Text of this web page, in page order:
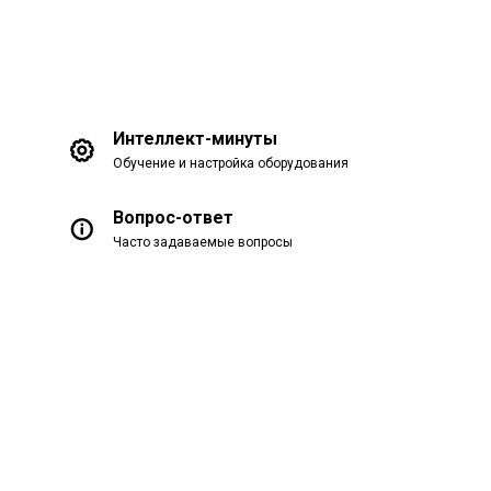
Интеллект-минуты
Обучение и настройка оборудования
Вопрос-ответ
Часто задаваемые вопросы